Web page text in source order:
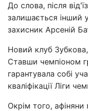
До слова, після
залишається інший
захисник Арсеній
Новий клуб
Ставши чемпіоном
гарантувала собі
кваліфікації Ліги
Окрім того,